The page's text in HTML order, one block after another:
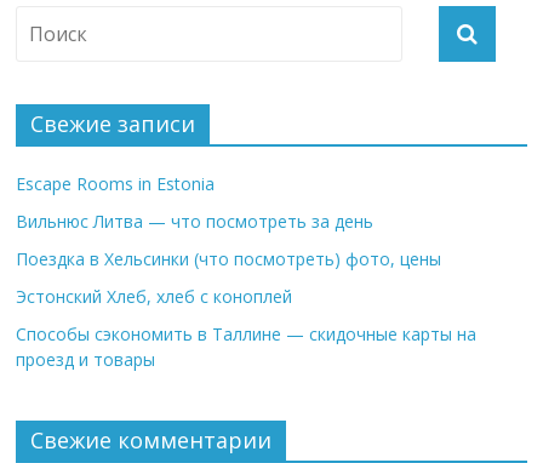
Свежие записи
Escape Rooms in Estonia
Вильнюс Литва — что посмотреть за день
Поездка в Хельсинки (что посмотреть) фото, цены
Эстонский Хлеб, хлеб с коноплей
Способы сэкономить в Таллине — скидочные карты на
проезд и товары
Свежие комментарии